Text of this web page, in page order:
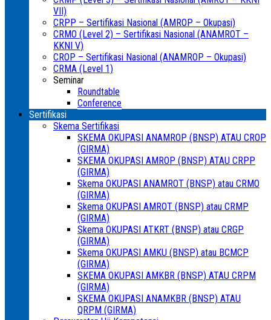
VII)
CRPP – Sertifikasi Nasional (AMROP – Okupasi)
CRMO (Level 2) – Sertifikasi Nasional (ANAMROT –
KKNI V)
CROP – Sertifikasi Nasional (ANAMROP – Okupasi)
CRMA (Level 1)
Seminar
Roundtable
Conference
Sertifikasi
Skema Sertifikasi
SKEMA OKUPASI ANAMROP (BNSP) ATAU CROP
(GIRMA)
SKEMA OKUPASI AMROP (BNSP) ATAU CRPP
(GIRMA)
Skema OKUPASI ANAMROT (BNSP) atau CRMO
(GIRMA)
Skema OKUPASI AMROT (BNSP) atau CRMP
(GIRMA)
Skema OKUPASI ATKRT (BNSP) atau CRGP
(GIRMA)
Skema OKUPASI AMKU (BNSP) atau BCMCP
(GIRMA)
SKEMA OKUPASI AMKBR (BNSP) ATAU CRPM
(GIRMA)
SKEMA OKUPASI ANAMKBR (BNSP) ATAU
QRPM (GIRMA)